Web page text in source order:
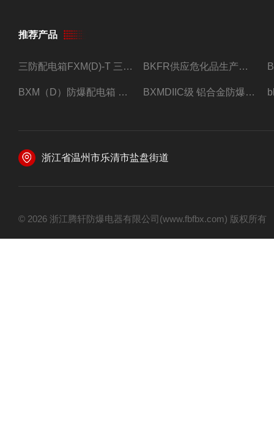
推荐产品
三防配电箱FXM(D)-T 三防型黑色工程塑料 BKFR供应危化品生产车间1.5匹2匹3匹5匹防爆空调
BXM（D）防爆配电箱 防爆照明动力箱厂家 定做 BXMDIIC级 铝合金防爆照明动力配电箱 加工定做
浙江省温州市乐清市盐盘街道
© 2026 浙江腾轩防爆电器有限公司(www.fbfbx.com) 版权所